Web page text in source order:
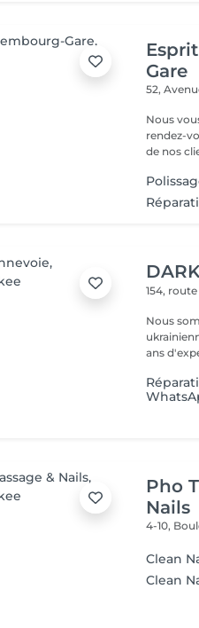
Gare
52,
Nous
rendez-
de nos
154,
Nous
Pho
Nails
4-10,
Clean
Clean